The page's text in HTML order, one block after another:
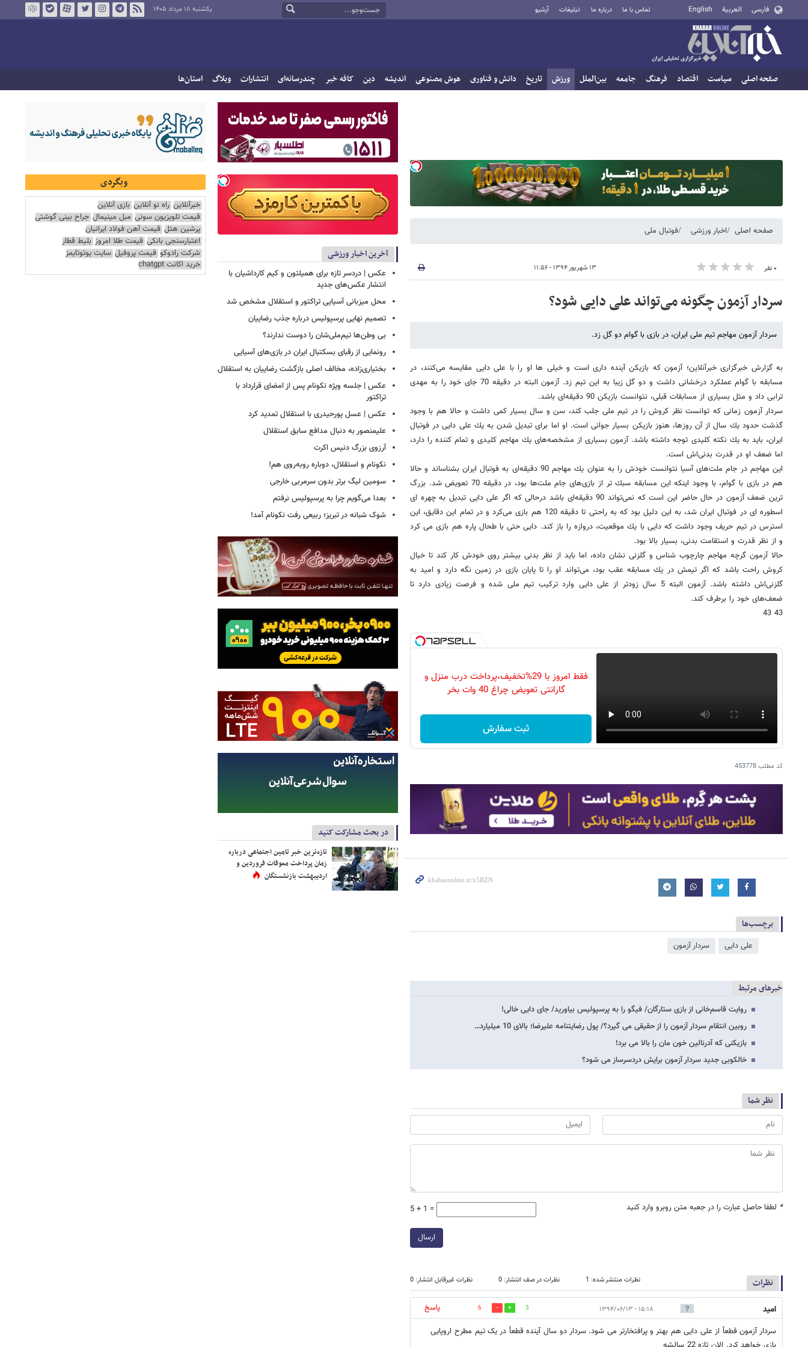
فارسی العربية English تماس با ما درباره ما تبلیغات آرشیو یکشنبه ۱۸ مرداد ۱۴۰۵
صفحه اصلی سیاست اقتصاد فرهنگ جامعه بین‌الملل ورزش تاریخ دانش و فناوری هوش مصنوعی اندیشه دین کافه خبر چندرسانه‌ای انتشارات وبلاگ استان‌ها
صفحه اصلی اخبار ورزشی فوتبال ملی
۰ نفر ۱۳ شهریور ۱۳۹۴ - ۱۱:۵۶
سردار آزمون چگونه می‌تواند علی دایی شود؟
سردار آزمون مهاجم تیم ملی ایران، در بازی با گوام دو گل زد.
به گزارش خبرگزاری خبرآنلاین؛ آزمون كه بازیكن آینده داری است و خیلی ها او را با علی دایی مقایسه می‌كنند، در
مسابقه با گوام عملكرد درخشانی داشت و دو گل زیبا به این تیم زد. آزمون البته در دقیقه 70 جای خود را به مهدی
ترابی داد و مثل بسیاری از مسابقات قبلی، نتوانست بازیكن 90 دقیقه‌ای باشد.
سردار آزمون زمانی كه توانست نظر كروش را در تیم ملی جلب كند، سن و سال بسیار كمی داشت و حالا هم با وجود
گذشت حدود یك سال از آن روزها، هنوز بازیكن بسیار جوانی است. او اما برای تبدیل شدن به یك علی دایی در فوتبال
ایران، باید به یك نكته كلیدی توجه داشته باشد. آزمون بسیاری از مشخصه‌های یك مهاجم كلیدی و تمام كننده را دارد،
اما ضعف او در قدرت بدنی‌اش است.
این مهاجم در جام ملت‌های آسیا نتوانست خودش را به عنوان یك مهاجم 90 دقیقه‌ای به فوتبال ایران بشناساند و حالا
هم در بازی با گوام، با وجود اینكه این مسابقه سبك تر از بازی‌های جام ملت‌ها بود، در دقیقه 70 تعویض شد. بزرگ
ترین ضعف آزمون در حال حاضر این است كه نمی‌تواند 90 دقیقه‌ای باشد درحالی كه اگر علی دایی تبدیل به چهره ای
اسطوره ای در فوتبال ایران شد، به این دلیل بود كه به راحتی تا دقیقه 120 هم بازی می‌كرد و در تمام این دقایق، این
استرس در تیم حریف وجود داشت كه دایی با یك موقعیت، دروازه را باز كند. دایی حتی با طحال پاره هم بازی می كرد
و از نظر قدرت و استقامت بدنی، بسیار بالا بود.
حالا آزمون گرچه مهاجم چارچوب شناس و گلزنی نشان داده، اما باید از نظر بدنی بیشتر روی خودش كار كند تا خیال
كروش راحت باشد كه اگر تیمش در یك مسابقه عقب بود، می‌تواند او را تا پایان بازی در زمین نگه دارد و امید به
گلزنی‌اش داشته باشد. آزمون البته 5 سال زودتر از علی دایی وارد تركیب تیم ملی شده و فرصت زیادی دارد تا
ضعف‌های خود را برطرف كند.
43 43
فقط امروز با 29%تخفیف،پرداخت درب منزل و
گارانتی تعویض چراغ 40 وات بخر
ثبت سفارش
کد مطلب453778
برچسب‌ها
علی دایی سردار آزمون
خبرهای مرتبط
روایت قاسم‌خانی از بازی ستارگان/ فیگو را به پرسپولیس بیاورید/ جای دایی خالی!
روبین انتقام سردار آزمون را از حقیقی می گیرد؟/ پول رضایتنامه علیرضا؛ بالای 10 میلیارد…
بازیکنی که آدرنالین خون مان را بالا می برد!
خالکوبی جدید سردار آزمون برایش دردسرساز می شود؟
نظر شما
* لطفا حاصل عبارت را در جعبه متن روبرو وارد کنید 5 + 1 =
ارسال
نظرات نظرات منتشر شده: 1 نظرات در صف انتشار: 0 نظرات غیرقابل انتشار: 0
امید ۱۵:۱۸ - ۱۳۹۴/۰۶/۱۳ 3
6
پاسخ
سردار آزمون قطعاً از علی دایی هم بهتر و پرافتخارتر می شود. سردار دو سال آینده قطعاً در یک تیم مطرح اروپایی
آخرین اخبار ورزشی
عکس | دردسر تازه برای همیلتون و کیم کارداشیان با
انتشار عکس‌های جدید
محل میزبانی آسیایی تراکتور و استقلال مشخص شد
تصمیم نهایی پرسپولیس درباره جذب رضاییان
بی وطن‌ها تیم‌ملی‌شان را دوست ندارند؟
رونمایی از رقبای بسکتبال ایران در بازی‌های آسیایی
بختیاری‌زاده، مخالف اصلی بازگشت رضاییان به استقلال
عکس | جلسه ویژه نکونام پس از امضای قرارداد با
تراکتور
عکس | عسل پورحیدری با استقلال تمدید کرد
علیمنصور به دنبال مدافع سابق استقلال
آرزوی بزرگ دنیس اکرت
نکونام و استقلال، دوباره روبه‌روی هم!
سومین لیگ برتر بدون سرمربی خارجی
بعدا می‌گویم چرا به پرسپولیس نرفتم
شوک شبانه در تبریز؛ ربیعی رفت نکونام آمد!
در بحث مشارکت کنید
تازه‌ترین خبر تامین اجتماعی درباره
زمان پرداخت معوقات فروردین و
اردیبهشت بازنشستگان
وبگردی
خبرآنلاین راه نو آنلاین بازی آنلاین
قیمت تلویزیون سونی مبل مینیمال جراح بینی گوشتی
پرشین هتل قیمت آهن فولاد ایرانیان
اعتبارسنجی بانکی قیمت طلا امروز بلیط قطار
شرکت رادوکو قیمت پروفیل سایت یوتوتایمز
خرید اکانت chatgpt